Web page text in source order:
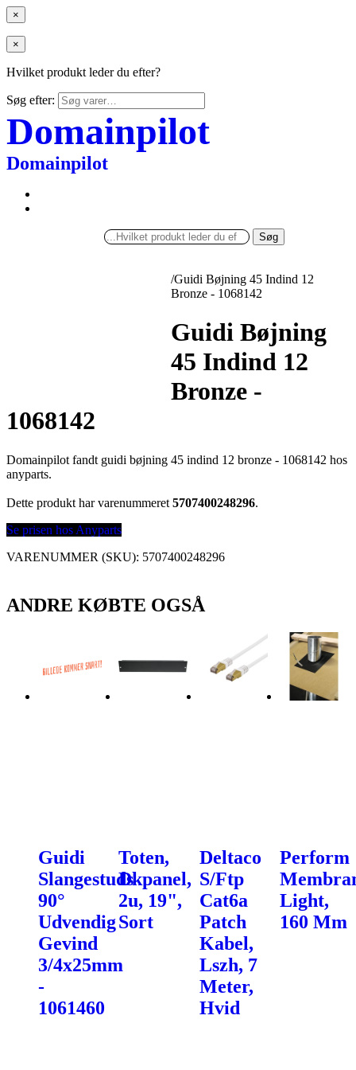
×
×
Hvilket produkt leder du efter?
Søg efter:
Domainpilot
Domainpilot
Søg
/Guidi Bøjning 45 Indind 12
Bronze - 1068142
Guidi Bøjning
45 Indind 12
Bronze -
1068142
Domainpilot fandt guidi bøjning 45 indind 12 bronze - 1068142 hos
anyparts.
Dette produkt har varenummeret 5707400248296.
Se prisen hos Anyparts
VARENUMMER (SKU): 5707400248296
ANDRE KØBTE OGSÅ
Guidi
Slangestuds
90°
Udvendig
Gevind
3/4x25mm
-
1061460
Toten,
Dkpanel,
2u, 19",
Sort
Deltaco
S/Ftp
Cat6a
Patch
Kabel,
Lszh, 7
Meter,
Hvid
Perform
Light,
160 Mm